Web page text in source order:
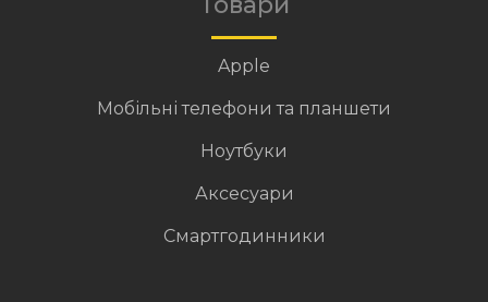
Apple
Мобільні телефони та планшети
Ноутбуки
Аксесуари
Смартгодинники